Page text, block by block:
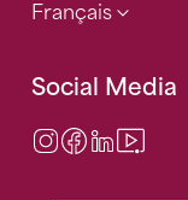
Français
Social Media
Instagram
Facebook
LinkedIn